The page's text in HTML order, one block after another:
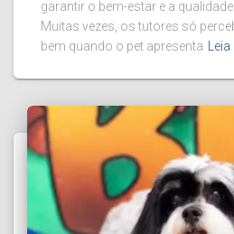
garantir o bem-estar e a
Muitas vezes, os tutores só
bem quando o pet apresenta